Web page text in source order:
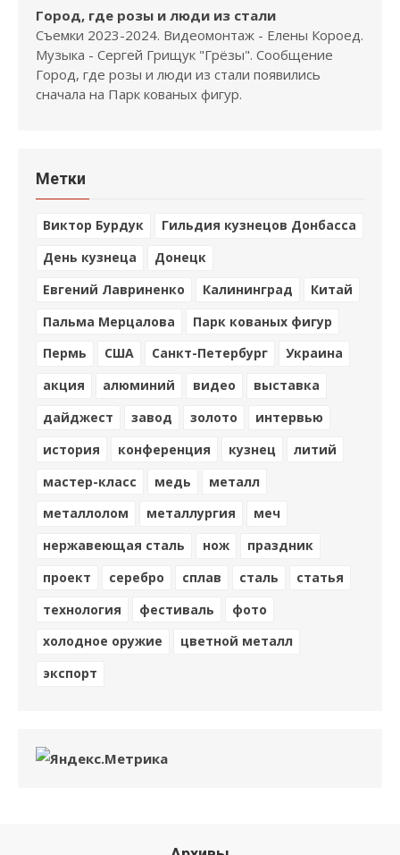
Город, где розы и люди из стали
Съемки 2023-2024. Видеомонтаж - Елены Короед.
Музыка - Сергей Грищук "Грёзы". Сообщение
Город, где розы и люди из стали появились
сначала на Парк кованых фигур.
Метки
Виктор Бурдук
Гильдия кузнецов Донбасса
День кузнеца
Донецк
Евгений Лавриненко
Калининград
Китай
Пальма Мерцалова
Парк кованых фигур
Пермь
США Санкт-Петербург
Украина
акция
алюминий видео
выставка
дайджест
завод золото
интервью
история
конференция кузнец
литий
мастер-класс
медь
металл
металлолом
металлургия
меч
нержавеющая сталь
нож
праздник
проект
серебро сплав сталь
статья
технология
фестиваль
фото
холодное оружие
цветной металл
экспорт